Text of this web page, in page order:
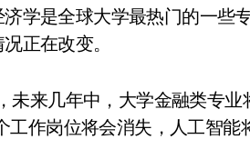
学是全球大学最热门的一些
正在改变。
未来几年中，大学金融类专
作岗位将会消失，人工智能